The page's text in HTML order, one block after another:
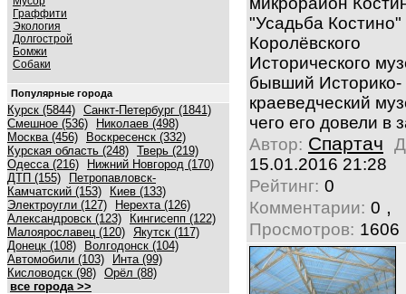
Граффити
Экология
Долгострой
Бомжи
Собаки
Популярные города
Курск (5844) Санкт-Петербург (1841)
Смешное (536)
Николаев (498)
Москва (456)
Воскресенск (332)
Курская область (248) Тверь (219)
Одесса (216)
Нижний Новгород (170)
ДТП (155)
Петропавловск-
Камчатский (153)
Киев (133)
Электроугли (127)
Нерехта (126)
Александровск (123)
Кингисепп (122)
Малоярославец (120) Якутск (117)
Донецк (108)
Волгодонск (104)
Автомобили (103)
Инта (99)
Кисловодск (98) Орёл (88)
все города >>
"Усадьба Костино"
Королёвского
Исторического
бывший Историко-
краеведческий
чего его довели в
Автор: Спартач
15.01.2016 21:28
Рейтинг: 0
Комментарии: 0 ,
Просмотров: 1606